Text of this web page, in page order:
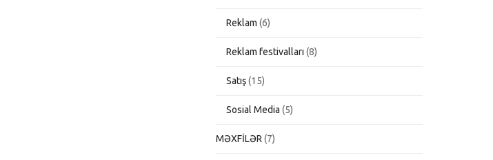
Reklam (6)
Reklam festivalları (8)
Satış(15)
Sosial Media (5)
MƏXFİLƏR (7)